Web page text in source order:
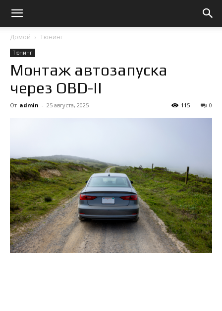
Домой Тюнинг
Тюнинг
Монтаж автозапуска
через OBD-II
От admin - 25 августа, 2025 0
115